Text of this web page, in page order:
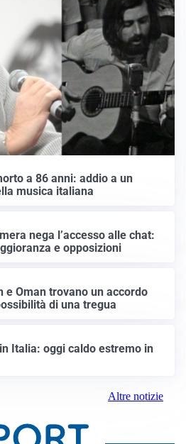
a 86 anni: addio a un
musica italiana
nega l’accesso alle chat:
e opposizioni
e Oman trovano un accordo
di una tregua
Italia: oggi caldo estremo in
Altre notizie